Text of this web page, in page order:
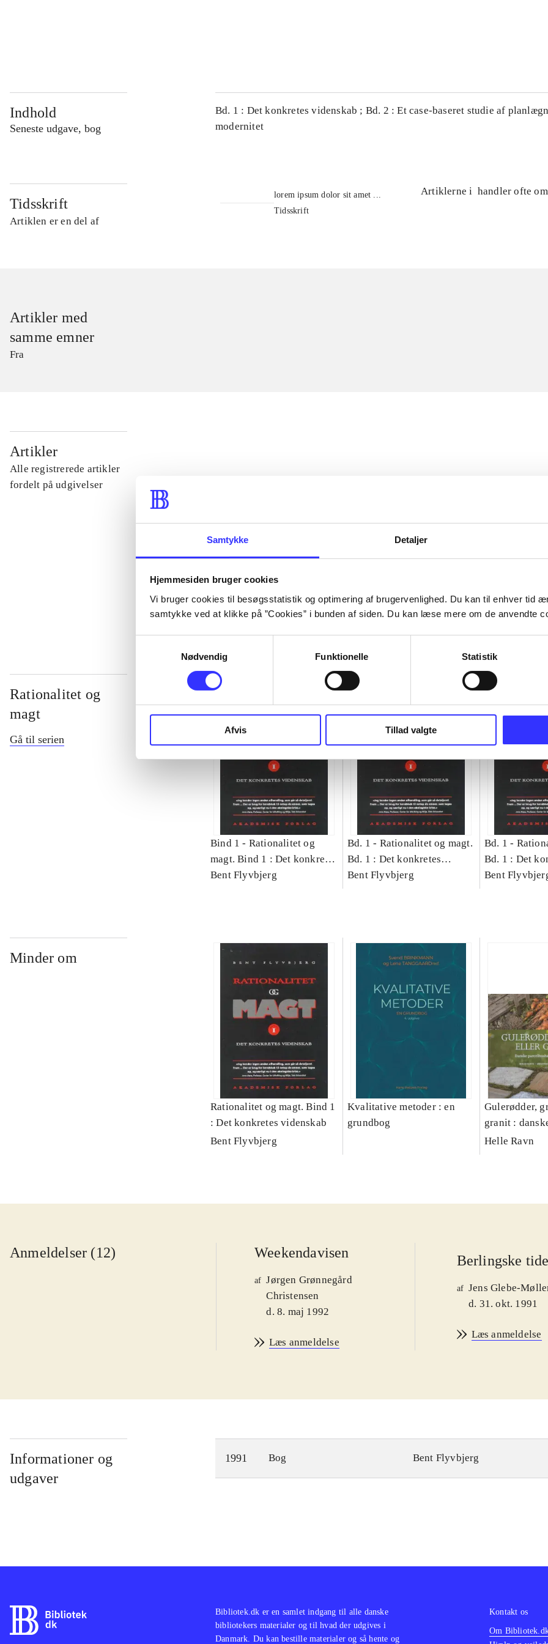
Samtykke Detaljer
Hjemmesiden bruger cookies
Vi bruger cookies til besøgsstatistik og optimering af brugervenlighed. Du kan til enhver tid
samtykke ved at klikke på ”Cookies” i bunden af siden. Du kan læse mere om de anvendte
Nødvendig
Funktionelle Statistik
Afvis Tillad valgte
Indhold
Seneste udgave, bog
Bd. 1 : Det konkretes videnskab ; Bd. 2 : Et case-baseret studie af
modernitet
Tidsskrift
Artiklen er en del af
lorem ipsum dolor sit amet ...
Tidsskrift
Artiklerne i handler ofte om
Artikler med
samme emner
Fra
Artikler
Alle registrerede artikler
fordelt på udgivelser
...
...
...
Rationalitet og
magt
Gå til serien
Bind 1 - Rationalitet og
magt. Bind 1 : Det konkretes
videnskab
Bent Flyvbjerg
Bd. 1 - Rationalitet og magt.
Bd. 1 : Det konkretes
videnskab
Bent Flyvbjerg
Bd. 1 -
Bd. 1 : Det
videnskab
Bent
Minder om
Rationalitet og magt. Bind 1
: Det konkretes videnskab
Bent Flyvbjerg
Kvalitative metoder : en
grundbog
Gulerødder,
granit :
Helle Ravn
Anmeldelser (12) Weekendavisen
af Jørgen Grønnegård
Christensen
d. 8. maj 1992
Læs anmeldelse
Berlingske
af Jens Glebe-
d. 31. okt. 1991
Læs anmeldelse
Informationer og
udgaver
1991 Bog Bent Flyvbjerg
Bibliotek.dk er en samlet indgang til alle danske
bibliotekers materialer og til hvad der udgives i
Danmark. Du kan bestille materialer og så hente og
Kontakt os
Om